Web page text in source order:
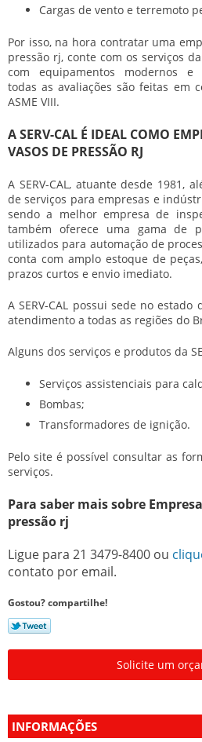
Cargas de vento e terremoto
Por isso, na hora contratar uma
pressão rj, conte com os serviços
com equipamentos modernos e
todas as avaliações são feitas em
ASME VIII.
A SERV-CAL É IDEAL COMO
VASOS DE PRESSÃO RJ
A SERV-CAL, atuante desde 1981,
de serviços para empresas e
sendo a melhor empresa de
também oferece uma gama de
utilizados para automação de
conta com amplo estoque de
prazos curtos e envio imediato.
A SERV-CAL possui sede no
atendimento a todas as regiões do
Alguns dos serviços e produtos da
Serviços assistenciais para
Bombas;
Transformadores de ignição.
Pelo site é possível consultar as
serviços.
Para saber mais sobre
pressão rj
Ligue para 21 3479-8400 ou
contato por email.
Gostou? compartilhe!
Solicite um
INFORMAÇÕES